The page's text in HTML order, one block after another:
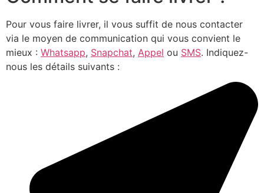
Pour vous faire livrer, il vous suffit de nous contacter
via le moyen de communication qui vous convient le
mieux : Whatsapp, Snapchat, Appel ou SMS. Indiquez-
nous les détails suivants :